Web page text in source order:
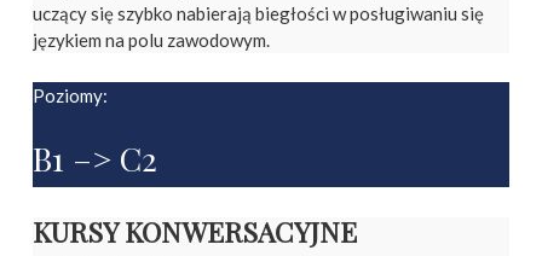
uczący się szybko nabierają biegłości w posługiwaniu się
językiem na polu zawodowym.
Poziomy:
B1 –> C2
KURSY KONWERSACYJNE